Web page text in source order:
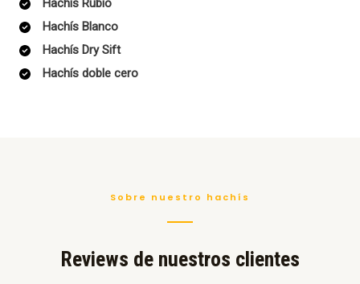
Hachís Rubio
Hachís Blanco
Hachís Dry Sift
Hachís doble cero
Sobre nuestro hachís
Reviews de nuestros clientes